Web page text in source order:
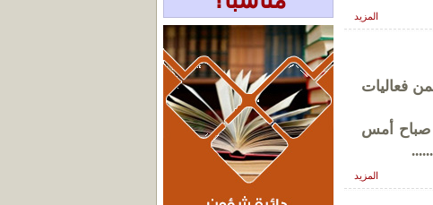
« أرشيف الخطب
المزيد
فعاليات
صباح أمس
المزيد